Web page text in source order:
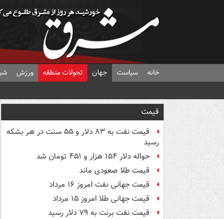
خانه سیاست جهان تحولات منطقه ورزش
قیمت
قیمت نفت به ۸۳ دلار و ۵۵ سنت در هر بشکه
رسید
حواله دلار ۱۵۴ هزار و ۴۵۱ تومان شد
قیمت طلا صعودی ماند
قیمت جهانی نفت امروز ۱۶ مرداد
قیمت جهانی طلا امروز ۱۵ مرداد
قیمت نفت برنت به ۷۹ دلار رسید